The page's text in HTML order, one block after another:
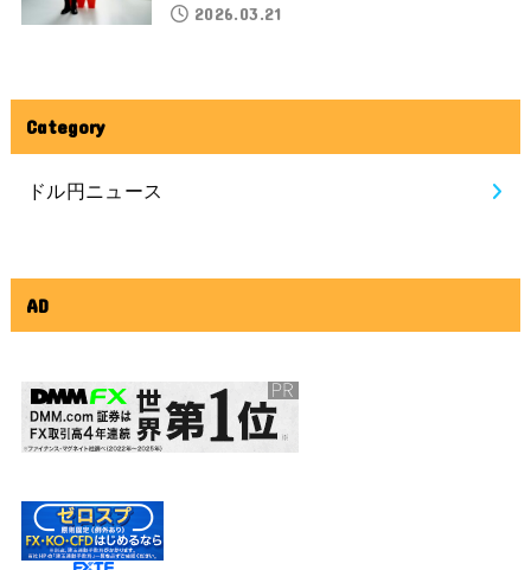
2026.03.21
Category
ドル円ニュース
AD